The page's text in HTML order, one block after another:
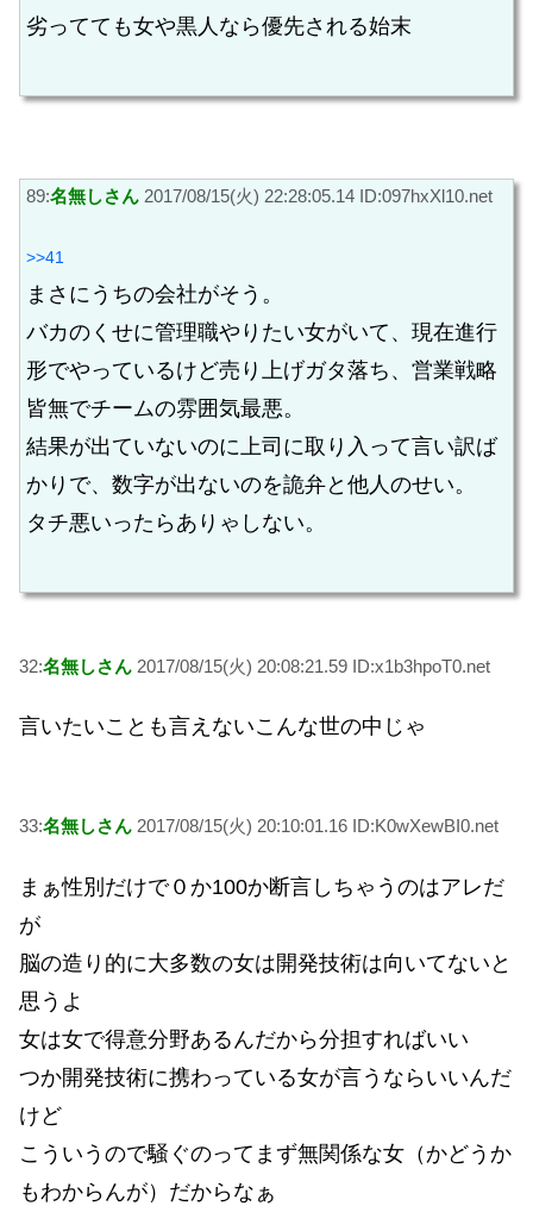
劣ってても女や黒人なら優先される始末
89:名無しさん 2017/08/15(火) 22:28:05.14 ID:097hxXl10.net
>>41
まさにうちの会社がそう。
バカのくせに管理職やりたい女がいて、現在進行
形でやっているけど売り上げガタ落ち、営業戦略
皆無でチームの雰囲気最悪。
結果が出ていないのに上司に取り入って言い訳ば
かりで、数字が出ないのを詭弁と他人のせい。
タチ悪いったらありゃしない。
32:名無しさん 2017/08/15(火) 20:08:21.59 ID:x1b3hpoT0.net
言いたいことも言えないこんな世の中じゃ
33:名無しさん 2017/08/15(火) 20:10:01.16 ID:K0wXewBI0.net
まぁ性別だけで０か100か断言しちゃうのはアレだ
が
脳の造り的に大多数の女は開発技術は向いてないと
思うよ
女は女で得意分野あるんだから分担すればいい
つか開発技術に携わっている女が言うならいいんだ
けど
こういうので騒ぐのってまず無関係な女（かどうか
もわからんが）だからなぁ